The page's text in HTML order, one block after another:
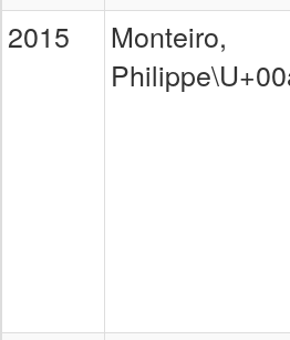
2015
Monteiro,